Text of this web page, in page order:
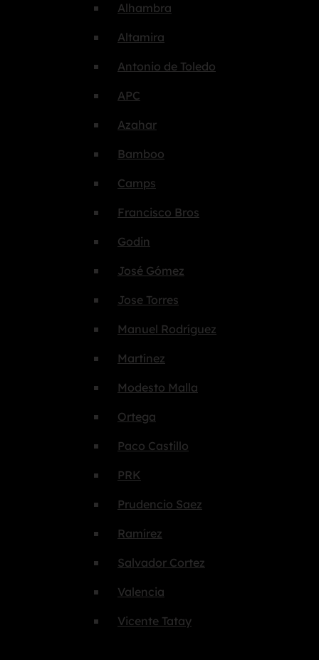
Alhambra
Altamira
Antonio de Toledo
APC
Azahar
Bamboo
Camps
Francisco Bros
Godin
José Gómez
Jose Torres
Manuel Rodríguez
Martínez
Modesto Malla
Ortega
Paco Castillo
PRK
Prudencio Saez
Ramírez
Salvador Cortez
Valencia
Vicente Tatay